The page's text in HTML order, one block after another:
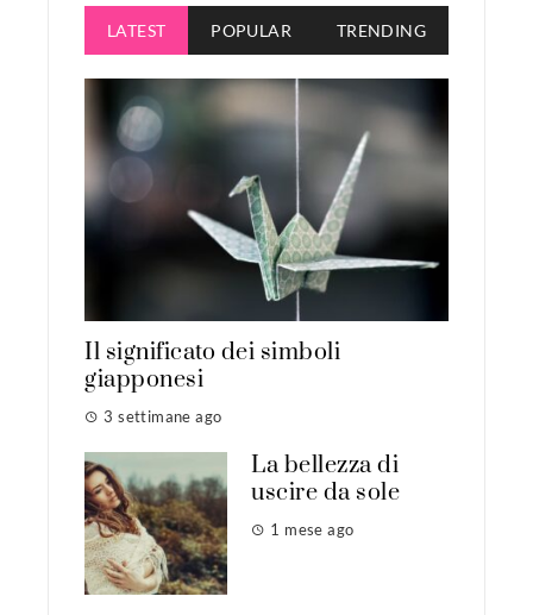
LATEST POPULAR TRENDING
Il significato dei simboli
giapponesi
3 settimane ago
La bellezza di
uscire da sole
1 mese ago